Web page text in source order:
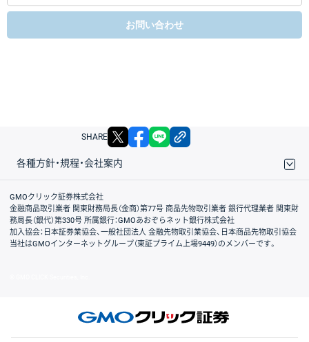
お問い合わせ
SHARE X facebook
各種方針・規程・会社案内
取引規程・約款
サイトマップ
その他のご案内
個人情報保護方針
最良執行方針
サイトのご利用について
ディスクレイマー
信託保全
リスク説明
会社案内
GMOクリック証券株式会社
金融商品取引業者 関東財務局長（金商）第77号 商品先物取引業者 銀行代理業者 関東財
務局長（銀代）第330号 所属銀行：GMOあおぞらネット銀行株式会社
加入協会：日本証券業協会、一般社団法人 金融先物取引業協会、日本商品先物取引協会
当社はGMOインターネットグループ（東証プライム上場9449）のメンバーです。